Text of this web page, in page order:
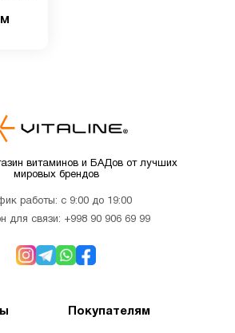
витаминов и БАДов от лучших
мировых брендов
работы: с 9:00 до 19:00
для связи: +998 90 906 69 99
Покупателям